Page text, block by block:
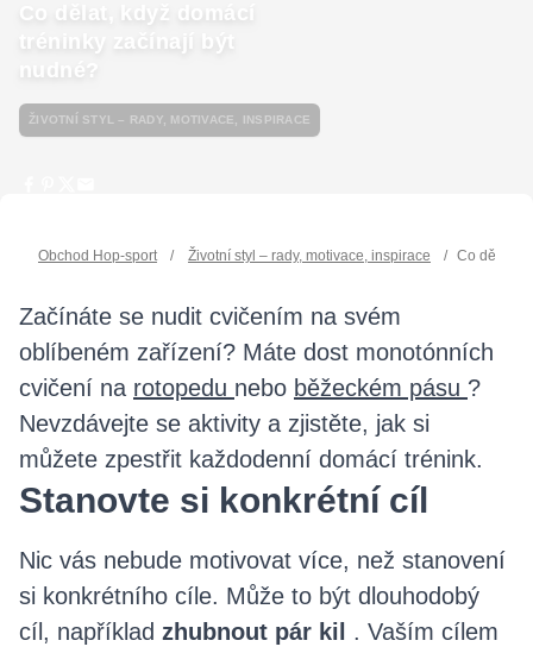
Co dělat, když domácí
tréninky začínají být
nudné?
ŽIVOTNÍ STYL – RADY, MOTIVACE, INSPIRACE
Obchod Hop-sport / Životní styl – rady, motivace, inspirace / Co dělat,
Začínáte se nudit cvičením na svém
oblíbeném zařízení? Máte dost monotónních
cvičení na rotopedu nebo běžeckém pásu ?
Nevzdávejte se aktivity a zjistěte, jak si
můžete zpestřit každodenní domácí trénink.
Stanovte si konkrétní cíl
Nic vás nebude motivovat více, než stanovení
si konkrétního cíle. Může to být dlouhodobý
cíl, například zhubnout pár kil . Vaším cílem